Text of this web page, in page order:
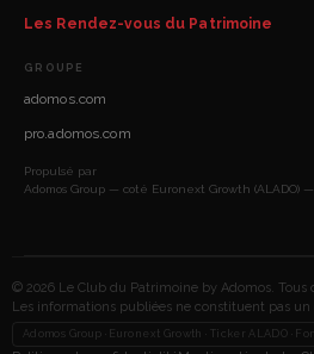
Les Rendez-vous du Patrimoine
GROUPE
adomos.com
pro.adomos.com
Propulsé par
Adomos Group — coté Euronext Growth (ALADO)
© 2026 Le Club du Patrimoine by Adomos. Tous
Les informations publiées ne constituent pas un
Adomos Group · Euronext Growth · Ticker ALADO ·